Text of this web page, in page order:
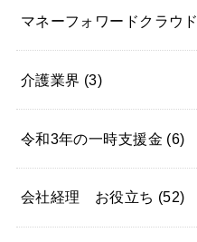
マネーフォワードクラウド
介護業界 (3)
令和3年の一時支援金 (6)
会社経理 お役立ち (52)